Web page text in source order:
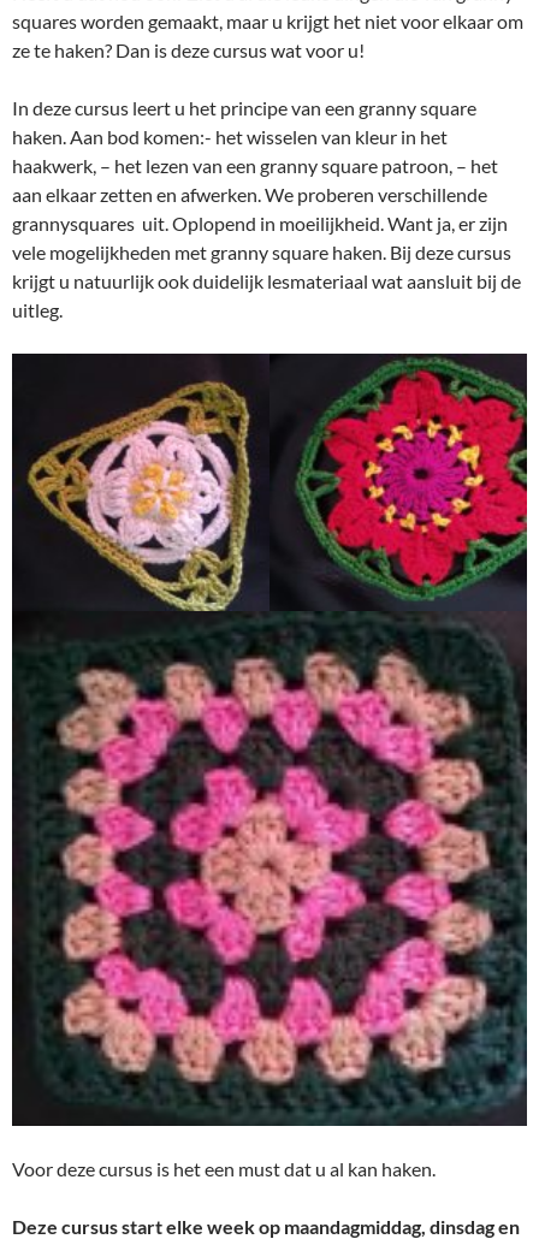
squares worden gemaakt, maar u krijgt het niet voor elkaar om
ze te haken? Dan is deze cursus wat voor u!
In deze cursus leert u het principe van een granny square
haken. Aan bod komen:- het wisselen van kleur in het
haakwerk, – het lezen van een granny square patroon, – het
aan elkaar zetten en afwerken. We proberen verschillende
grannysquares uit. Oplopend in moeilijkheid. Want ja, er zijn
vele mogelijkheden met granny square haken. Bij deze cursus
krijgt u natuurlijk ook duidelijk lesmateriaal wat aansluit bij de
uitleg.
Voor deze cursus is het een must dat u al kan haken.
Deze cursus start elke week op maandagmiddag, dinsdag en